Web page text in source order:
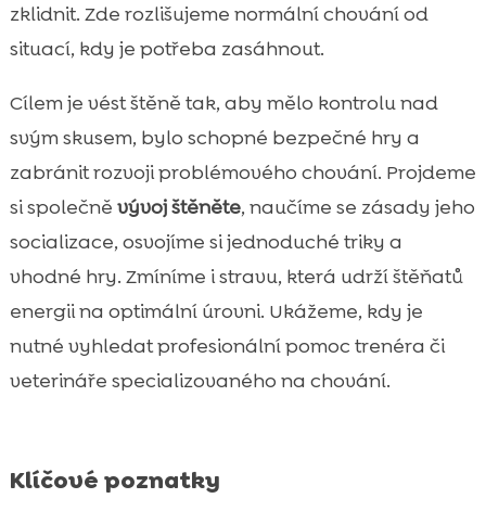
pamlsky pro klidnější hru
Bezpečnost domova a vybavení pro
Děti a štěně: pravidla pro laskavou hru
Kdy je kousání při hře normální a kdy řešit
FAQ
zklidnit. Zde rozlišujeme normální chování od
situací, kdy je potřeba zasáhnout.
Cílem je vést štěně tak, aby mělo kontrolu nad
svým skusem, bylo schopné bezpečné hry a
zabránit rozvoji problémového chování. Projdeme
si společně vývoj štěněte, naučíme se zásady jeho
socializace, osvojíme si jednoduché triky a
vhodné hry. Zmíníme i stravu, která udrží štěňatů
energii na optimální úrovni. Ukážeme, kdy je
nutné vyhledat profesionální pomoc trenéra či
veterináře specializovaného na chování.
Klíčové poznatky